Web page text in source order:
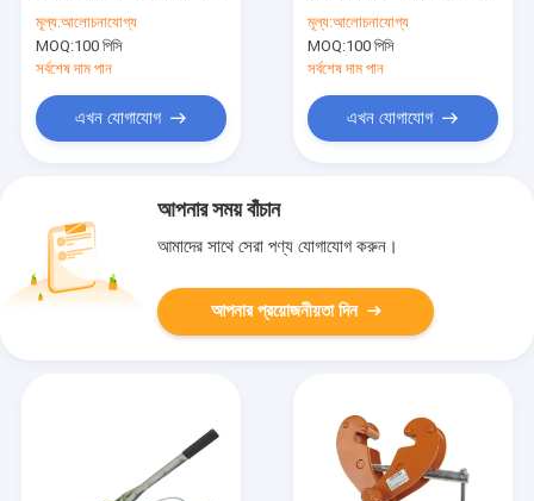
মূল্য:আলোচনাযোগ্য
MOQ:100 পিসি
সর্বশেষ দাম পান
এখন যোগাযোগ
মূল্য:আলোচনাযোগ্য
MOQ:100 পিসি
সর্বশেষ দাম পান
এখন যোগাযোগ
আপনার সময় বাঁচান
আমাদের সাথে সেরা পণ্য যোগাযোগ করুন।
আপনার প্রয়োজনীয়তা দিন